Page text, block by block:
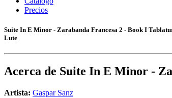
Precios
Suite In E Minor - Zarabanda Francesa 2 - Book I
Lute
Acerca de Suite In E Minor -
Artista: Gaspar Sanz